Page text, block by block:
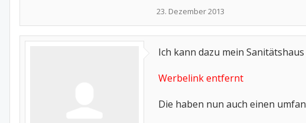
23. Dezember 2013
Ich kann dazu mein
Werbelink entfernt
Die haben nun auch einen